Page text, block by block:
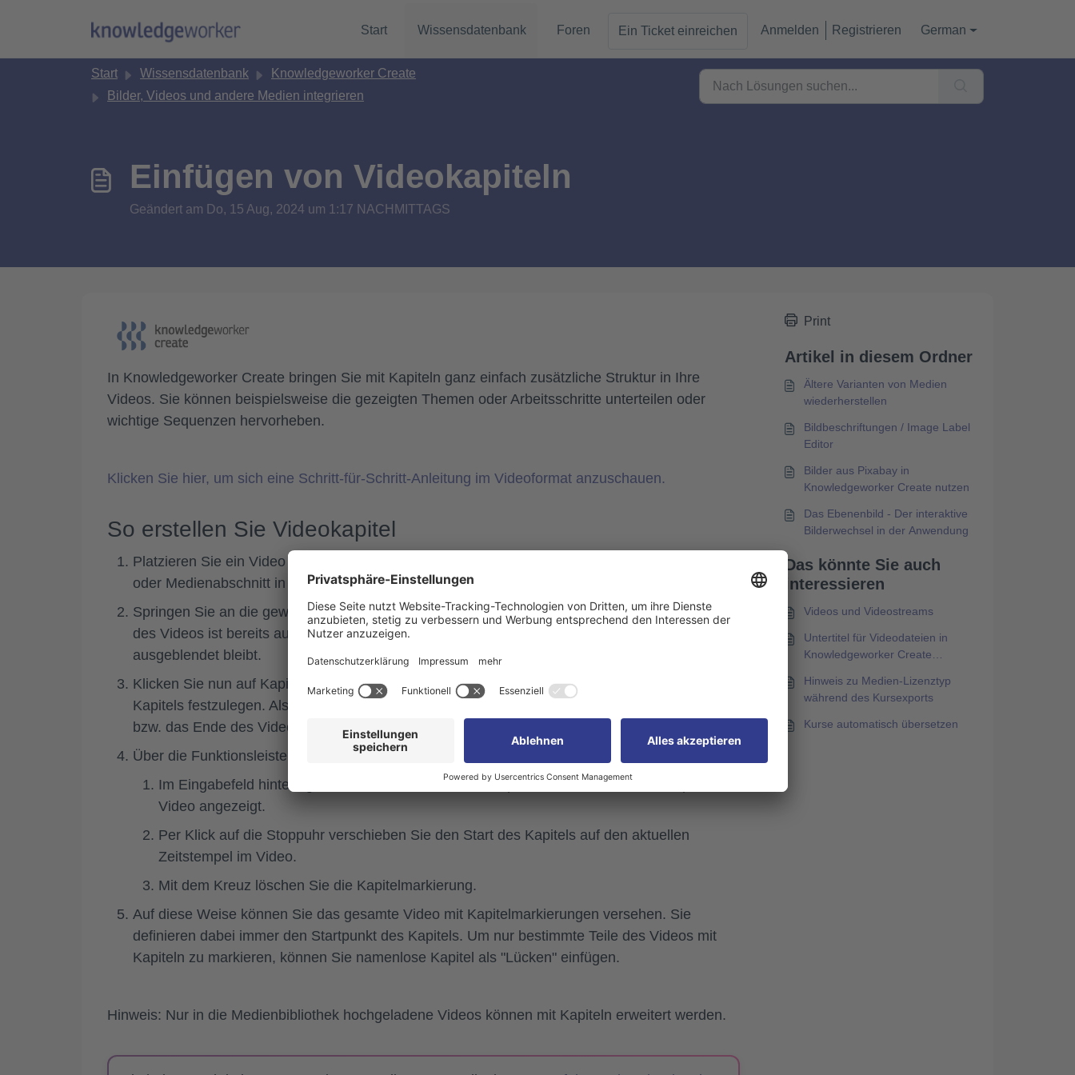
Start
Wissensdatenbank Foren Ein Ticket einreichen Anmelden Registrieren German
Start Wissensdatenbank
Knowledgeworker Create
Bilder, Videos und andere Medien integrieren
Einfügen von Videokapiteln
Geändert am Do, 15 Aug, 2024 um 1:17 NACHMITTAGS
In Knowledgeworker Create bringen Sie mit Kapiteln ganz einfach zusätzliche Struktur in Ihre
Videos. Sie können beispielsweise die gezeigten Themen oder Arbeitsschritte unterteilen oder
wichtige Sequenzen hervorheben.
Klicken Sie hier, um sich eine Schritt-für-Schritt-Anleitung im Videoformat anzuschauen.
So erstellen Sie Videokapitel
Platzieren Sie ein Video aus der Medienbibliothek von Knowledgeworker Create als Medium
oder Medienabschnitt in Ihrem Inhalt.
Springen Sie an die gewünschte Stelle im Video, an der das Kapitel beginnen soll. Am Anfang
des Videos ist bereits automatisch ein Kapitel platziert, das bis zur Eingabe eines Namens
ausgeblendet bleibt.
Klicken Sie nun auf Kapitel hinzufügen, um am gewählten Zeitpunkt den Start eines neuen
Kapitels festzulegen. Als Ende des Kapitels wird automatisch der Start des nächsten Kapitels
bzw. das Ende des Videos gesetzt.
Über die Funktionsleiste neben dem Kapitel können Sie Anpassungen vornehmen.
Im Eingabefeld hinterlegen Sie einen Namen für Ihr Kapitel. Erst dann wird das Kapitel am
Video angezeigt.
Per Klick auf die Stoppuhr verschieben Sie den Start des Kapitels auf den aktuellen
Zeitstempel im Video.
Mit dem Kreuz löschen Sie die Kapitelmarkierung.
Auf diese Weise können Sie das gesamte Video mit Kapitelmarkierungen versehen. Sie
definieren dabei immer den Startpunkt des Kapitels. Um nur bestimmte Teile des Videos mit
Kapiteln zu markieren, können Sie namenlose Kapitel als "Lücken" einfügen.
Hinweis: Nur in die Medienbibliothek hochgeladene Videos können mit Kapiteln erweitert werden.
Print
Artikel in diesem Ordner
Ältere Varianten von Medien
wiederherstellen
Bildbeschriftungen / Image Label
Editor
Bilder aus Pixabay in
Knowledgeworker Create nutzen
Das Ebenenbild - Der interaktive
Bilderwechsel in der Anwendung
Das könnte Sie auch
interessieren
Videos und Videostreams
Untertitel für Videodateien in
Knowledgeworker Create
Hinweis zu Medien-Lizenztyp
während des Kursexports
Kurse automatisch übersetzen